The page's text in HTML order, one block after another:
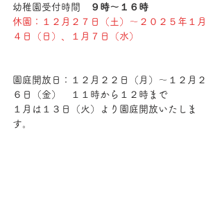
幼稚園受付時間
９時～１６時
休園：１２月２７日（土）～２０２５年１月
４日（日）、１月７日（水）
園庭開放日：１２月２２日（月）～１２月２
６日（金）　１１時から１２時まで
１月は１３日（火）より園庭開放いたしま
す。